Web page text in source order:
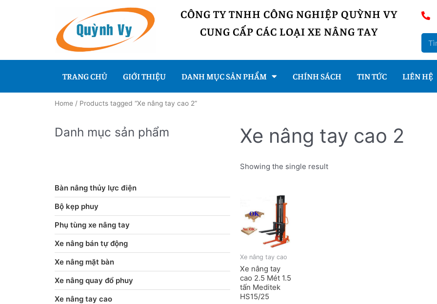
CÔNG TY TNHH CÔNG NGHIỆP QUỲNH VY
CUNG CẤP CÁC LOẠI XE NÂNG TAY
TRANG CHỦ GIỚI THIỆU DANH MỤC SẢN PHẨM CHÍNH SÁCH TIN TỨC LIÊN HỆ
Home / Products tagged “Xe nâng tay cao 2”
Danh mục sản phẩm
Bàn nâng thủy lực điện
Bộ kẹp phuy
Phụ tùng xe nâng tay
Xe nâng bán tự động
Xe nâng mặt bàn
Xe nâng quay đổ phuy
Xe nâng tay cao
Xe nâng tay cao 2
Showing the single result
Xe nâng tay cao
Xe nâng tay
cao 2.5 Mét 1.5
tấn Meditek
HS15/25